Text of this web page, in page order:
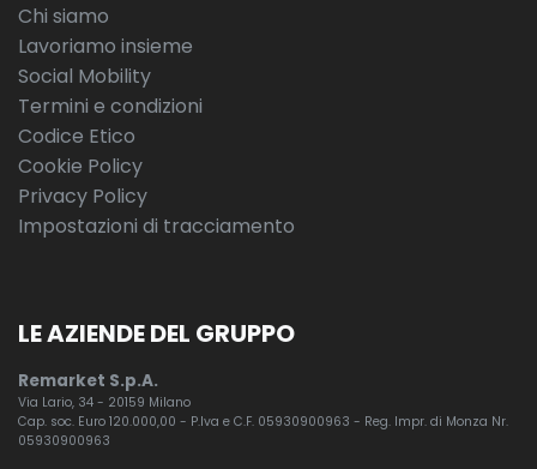
Chi siamo
Lavoriamo insieme
Social Mobility
Termini e condizioni
Codice Etico
Cookie Policy
Privacy Policy
Impostazioni di tracciamento
LE AZIENDE DEL GRUPPO
Remarket S.p.A.
Via Lario, 34 - 20159 Milano
Cap. soc. Euro 120.000,00 - P.Iva e C.F. 05930900963 - Reg. Impr. di Monza Nr.
05930900963